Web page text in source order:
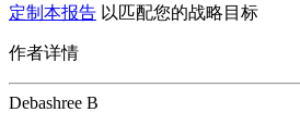
定制本报告 以匹配您的战略目标
作者详情
Debashree B